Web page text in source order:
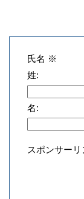
氏名 ※
姓:
名:
スポンサーリ